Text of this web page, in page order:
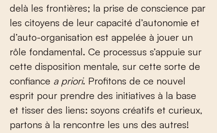
delà les frontières; la prise de conscience par
les citoyens de leur capacité d’autonomie et
d’auto-organisation est appelée à jouer un
rôle fondamental. Ce processus s’appuie sur
cette disposition mentale, sur cette sorte de
confiance a priori. Profitons de ce nouvel
esprit pour prendre des initiatives à la base
et tisser des liens: soyons créatifs et curieux,
partons à la rencontre les uns des autres!